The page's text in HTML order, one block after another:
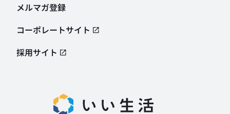
メルマガ登録
コーポレートサイト
採用サイト